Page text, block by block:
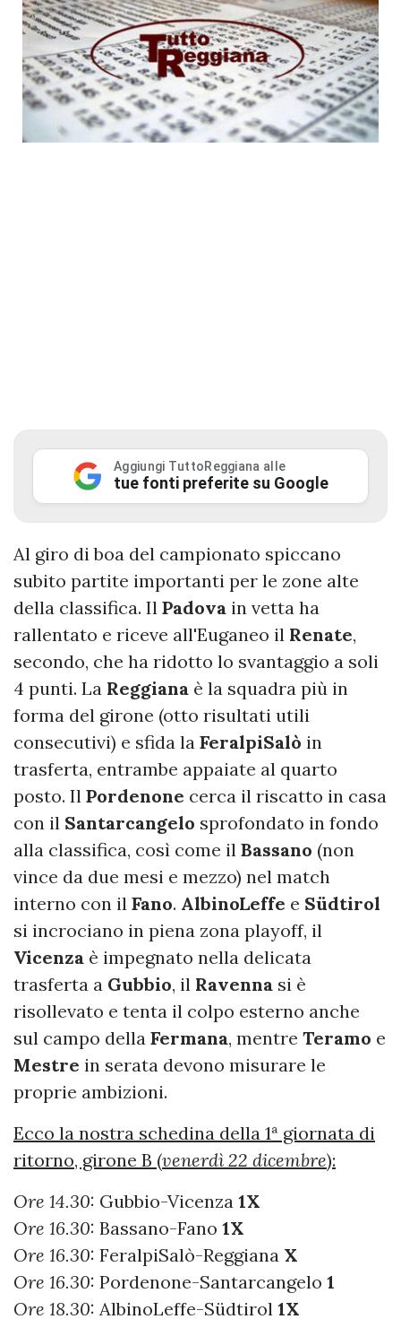
Aggiungi TuttoReggiana alle
tue fonti preferite su Google
Al giro di boa del campionato spiccano
subito partite importanti per le zone alte
della classifica. Il Padova in vetta ha
rallentato e riceve all'Euganeo il Renate,
secondo, che ha ridotto lo svantaggio a soli
4 punti. La Reggiana è la squadra più in
forma del girone (otto risultati utili
consecutivi) e sfida la FeralpiSalò in
trasferta, entrambe appaiate al quarto
posto. Il Pordenone cerca il riscatto in casa
con il Santarcangelo sprofondato in fondo
alla classifica, così come il Bassano (non
vince da due mesi e mezzo) nel match
interno con il Fano. AlbinoLeffe e Südtirol
si incrociano in piena zona playoff, il
Vicenza è impegnato nella delicata
trasferta a Gubbio, il Ravenna si è
risollevato e tenta il colpo esterno anche
sul campo della Fermana, mentre Teramo e
Mestre in serata devono misurare le
proprie ambizioni.
Ecco la nostra schedina della 1ª giornata di
ritorno, girone B (venerdì 22 dicembre):
Ore 14.30: Gubbio-Vicenza 1X
Ore 16.30: Bassano-Fano 1X
Ore 16.30: FeralpiSalò-Reggiana X
Ore 16.30: Pordenone-Santarcangelo 1
Ore 18.30: AlbinoLeffe-Südtirol 1X